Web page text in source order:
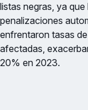
listas negras, ya
penalizaciones
enfrentaron tasas
afectadas,
20% en 2023.